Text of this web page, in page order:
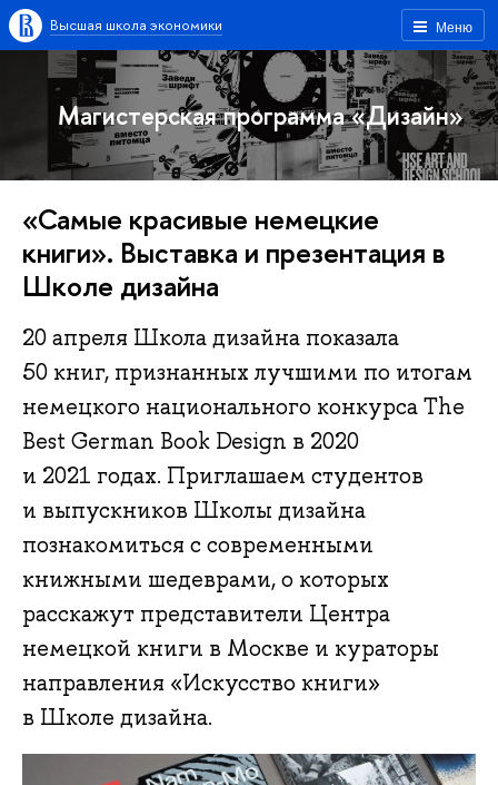
Меню
Высшая школа экономики
Магистерская программа «Дизайн»
«Самые красивые немецкие
книги». Выставка и презентация в
Школе дизайна
20 апреля Школа дизайна показала
50 книг, признанных лучшими по итогам
немецкого национального конкурса The
Best German Book Design в 2020
и 2021 годах. Приглашаем студентов
и выпускников Школы дизайна
познакомиться с современными
книжными шедеврами, о которых
расскажут представители Центра
немецкой книги в Москве и кураторы
направления «Искусство книги»
в Школе дизайна.